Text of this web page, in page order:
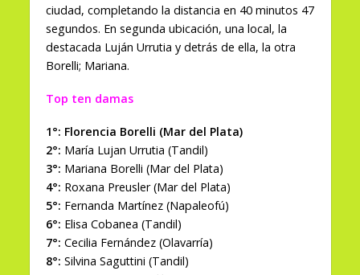
ciudad, completando la distancia en 40 minutos 47
segundos. En segunda ubicación, una local, la
destacada Luján Urrutia y detrás de ella, la otra
Borelli; Mariana.
Top ten damas
1°: Florencia Borelli (Mar del Plata)
2°: María Lujan Urrutia (Tandil)
3°: Mariana Borelli (Mar del Plata)
4°: Roxana Preusler (Mar del Plata)
5°: Fernanda Martínez (Napaleofú)
6°: Elisa Cobanea (Tandil)
7°: Cecilia Fernández (Olavarría)
8°: Silvina Saguttini (Tandil)